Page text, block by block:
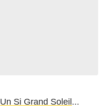
Un Si Grand Soleil...